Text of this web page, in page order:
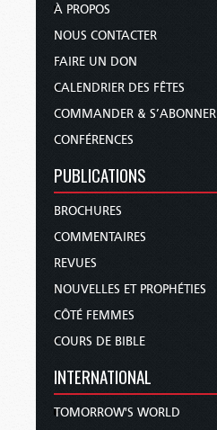
À PROPOS
NOUS CONTACTER
FAIRE UN DON
CALENDRIER DES FÊTES
COMMANDER & S’ABONNER
CONFÉRENCES
PUBLICATIONS
BROCHURES
COMMENTAIRES
REVUES
NOUVELLES ET PROPHÉTIES
CÔTÉ FEMMES
COURS DE BIBLE
INTERNATIONAL
TOMORROW'S WORLD